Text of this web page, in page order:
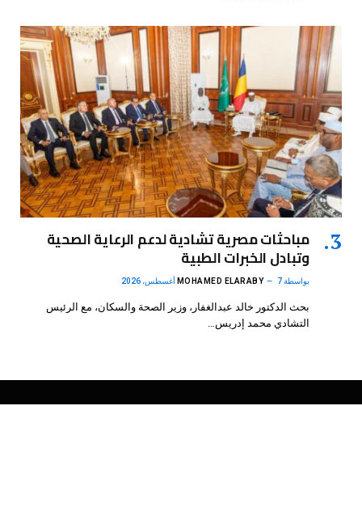
مباحثات مصرية تشادية لدعم الرعاية الصحية
وتبادل الخبرات الطبية
بواسطة MOHAMED ELARABY 7 أغسطس، 2026
بحث الدكتور خالد عبدالغفار، وزير الصحة والسكان، مع الرئيس
التشادي محمد إدريس…